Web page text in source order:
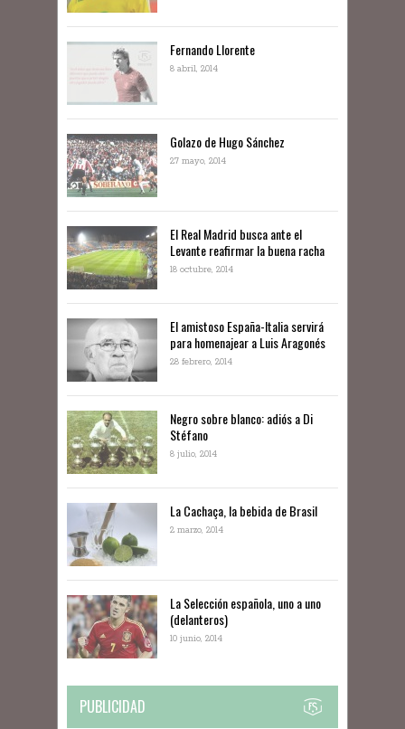
Fernando Llorente
8 abril, 2014
Golazo de Hugo Sánchez
27 mayo, 2014
El Real Madrid busca ante el
Levante reafirmar la buena racha
18 octubre, 2014
El amistoso España-Italia servirá
para homenajear a Luis Aragonés
28 febrero, 2014
Negro sobre blanco: adiós a Di
Stéfano
8 julio, 2014
La Cachaça, la bebida de Brasil
2 marzo, 2014
La Selección española, uno a uno
(delanteros)
10 junio, 2014
PUBLICIDAD